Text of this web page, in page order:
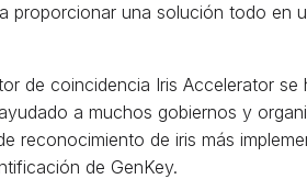
proporcionar una solución todo en
de coincidencia Iris Accelerator
a muchos gobiernos y
reconocimiento de iris más
de GenKey.